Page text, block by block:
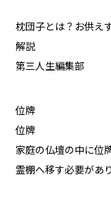
枕団子とは？お供え
解説
第三人生編集部
位牌
位牌
家庭の仏壇の中に位
霊棚へ移す必要があ